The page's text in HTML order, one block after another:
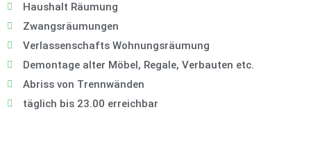
Haushalt Räumung
Zwangsräumungen
Verlassenschafts Wohnungsräumung
Demontage alter Möbel, Regale, Verbauten etc.
Abriss von Trennwänden
täglich bis 23.00 erreichbar